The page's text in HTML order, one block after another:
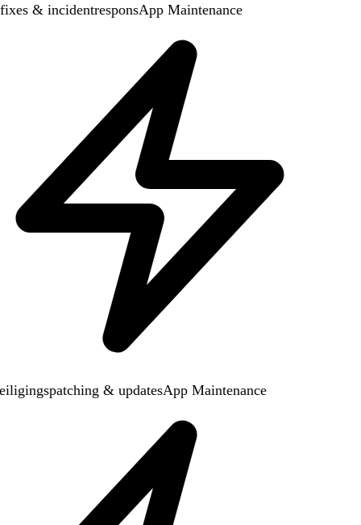
& incidentresponsApp Maintenance
& updatesApp Maintenance